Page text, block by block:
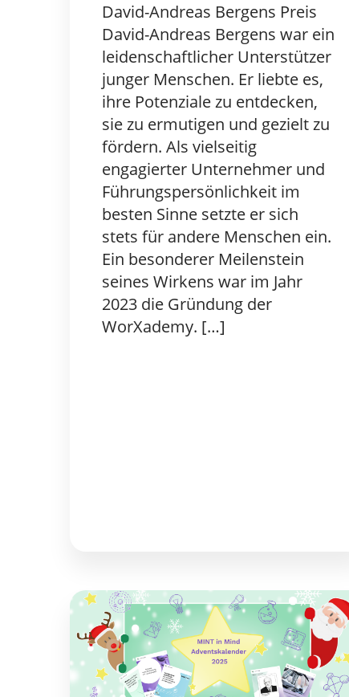
David-Andreas Bergens Preis
David-Andreas Bergens war ein
leidenschaftlicher Unterstützer
junger Menschen. Er liebte es,
ihre Potenziale zu entdecken,
sie zu ermutigen und gezielt zu
fördern. Als vielseitig
engagierter Unternehmer und
Führungspersönlichkeit im
besten Sinne setzte er sich
stets für andere Menschen ein.
Ein besonderer Meilenstein
seines Wirkens war im Jahr
2023 die Gründung der
WorXademy. […]